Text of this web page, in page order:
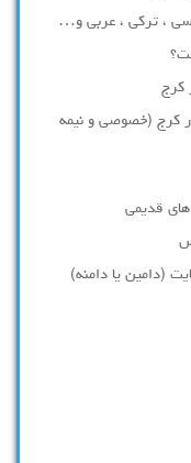
، ترکی ، عربی و…
کرج
کرج (خصوصی و نیمه
قدیمی
(دامین یا دامنه)